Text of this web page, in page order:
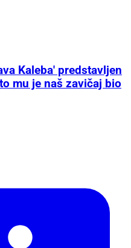
Kaleba' predstavljen
mu je naš zavičaj bio